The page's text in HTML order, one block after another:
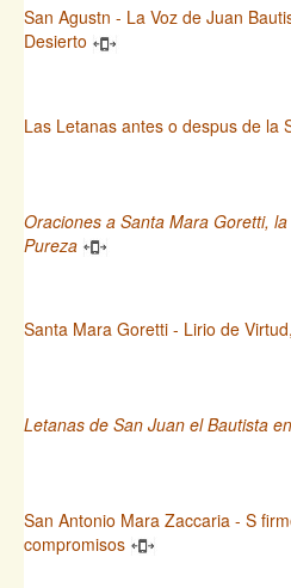
San Agustn - La Voz de Juan
Desierto
Las Letanas antes o despus de la
Oraciones a Santa Mara Goretti,
Pureza
Santa Mara Goretti - Lirio de
Letanas de San Juan el Bautista
San Antonio Mara Zaccaria - S
compromisos